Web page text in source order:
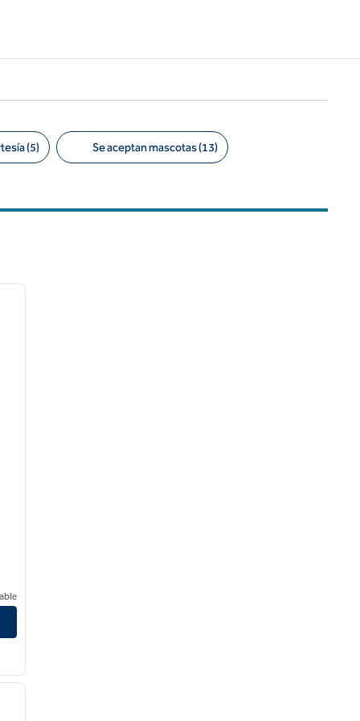
(5) Se aceptan mascotas (13)
siguiente imagen
siguiente imagen